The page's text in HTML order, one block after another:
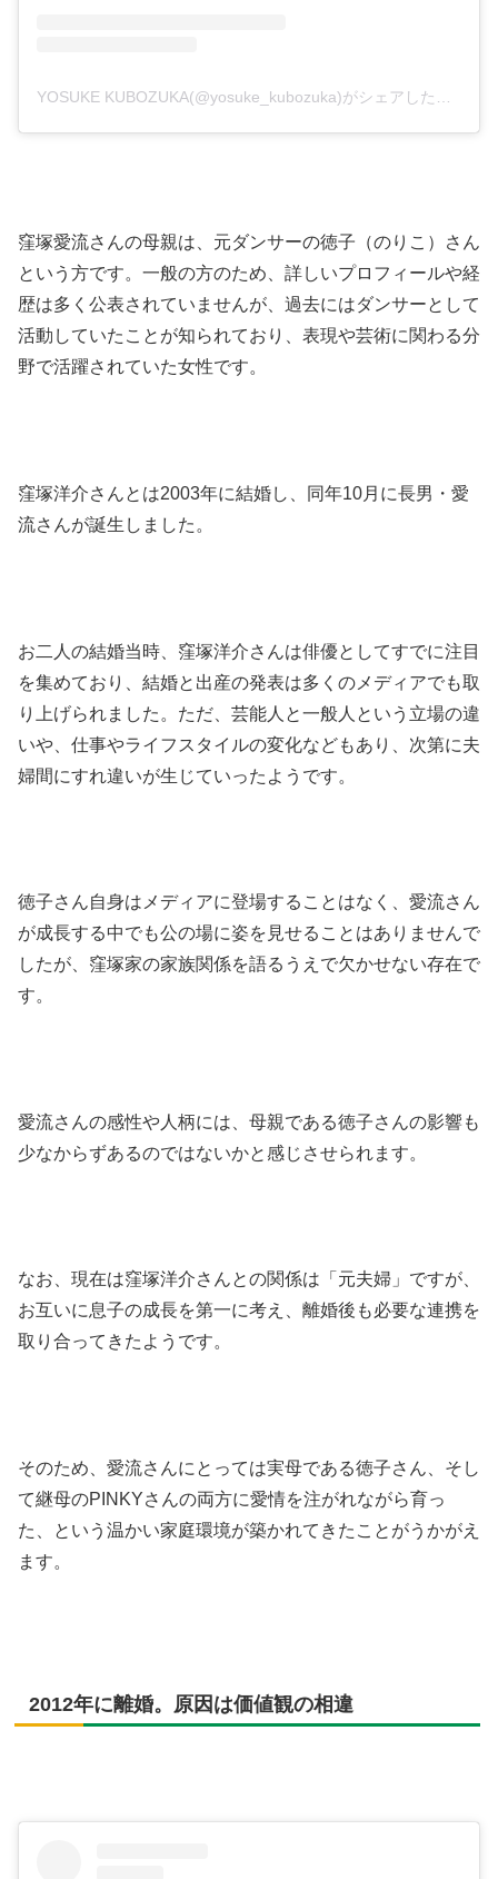
窪塚愛流さんの母親は、元ダンサーの徳子（のりこ）さん
という方です。一般の方のため、詳しいプロフィールや経
歴は多く公表されていませんが、過去にはダンサーとして
活動していたことが知られており、表現や芸術に関わる分
野で活躍されていた女性です。
窪塚洋介さんとは2003年に結婚し、同年10月に長男・愛
流さんが誕生しました。
お二人の結婚当時、窪塚洋介さんは俳優としてすでに注目
を集めており、結婚と出産の発表は多くのメディアでも取
り上げられました。ただ、芸能人と一般人という立場の違
いや、仕事やライフスタイルの変化などもあり、次第に夫
婦間にすれ違いが生じていったようです。
徳子さん自身はメディアに登場することはなく、愛流さん
が成長する中でも公の場に姿を見せることはありませんで
したが、窪塚家の家族関係を語るうえで欠かせない存在で
す。
愛流さんの感性や人柄には、母親である徳子さんの影響も
少なからずあるのではないかと感じさせられます。
なお、現在は窪塚洋介さんとの関係は「元夫婦」ですが、
お互いに息子の成長を第一に考え、離婚後も必要な連携を
取り合ってきたようです。
そのため、愛流さんにとっては実母である徳子さん、そし
て継母のPINKYさんの両方に愛情を注がれながら育っ
た、という温かい家庭環境が築かれてきたことがうかがえ
ます。
2012年に離婚。原因は価値観の相違